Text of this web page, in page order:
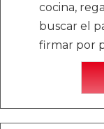
cocina,
buscar el
firmar por